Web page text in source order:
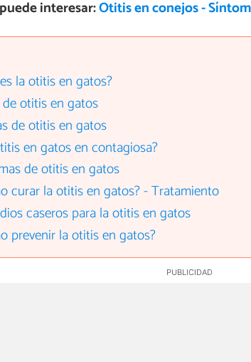
interesar:Otitis en conejos -
la otitis en gatos?
otitis en gatos
de otitis en gatos
en gatos en contagiosa?
de otitis en gatos
curar la otitis en gatos? - Tratamiento
caseros para la otitis en gatos
prevenir la otitis en gatos?